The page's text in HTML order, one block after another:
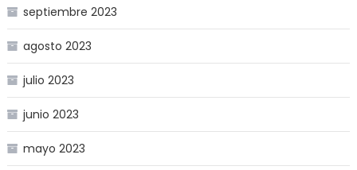
septiembre 2023
agosto 2023
julio 2023
junio 2023
mayo 2023